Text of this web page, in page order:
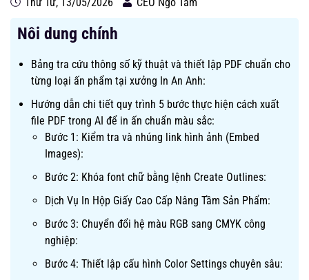
Nôi dung chính
Bảng tra cứu thông số kỹ thuật và thiết lập PDF chuẩn cho
từng loại ấn phẩm tại xưởng In An Anh:
Hướng dẫn chi tiết quy trình 5 bước thực hiện cách xuất
file PDF trong AI để in ấn chuẩn màu sắc:
Bước 1: Kiểm tra và nhúng link hình ảnh (Embed
Images):
Bước 2: Khóa font chữ bằng lệnh Create Outlines:
Dịch Vụ In Hộp Giấy Cao Cấp Nâng Tầm Sản Phẩm:
Bước 3: Chuyển đổi hệ màu RGB sang CMYK công
nghiệp:
Bước 4: Thiết lập cấu hình Color Settings chuyên sâu: